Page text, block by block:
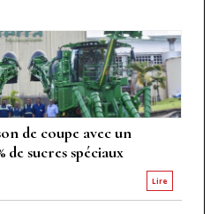
de coupe avec un
de sucres spéciaux
Lire